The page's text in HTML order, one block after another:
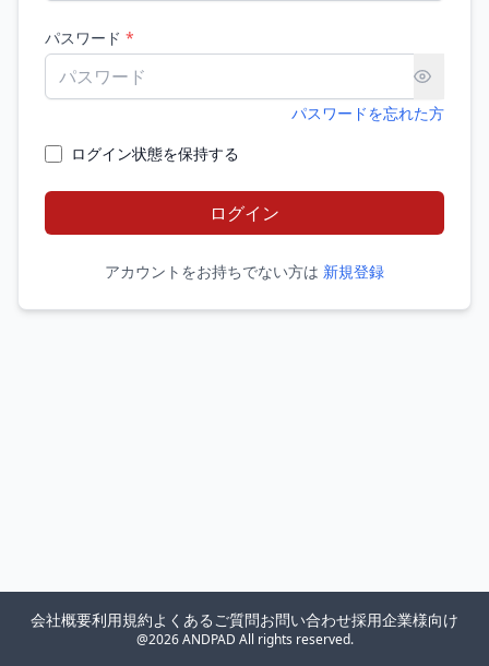
パスワード *
パスワードを忘れた方
ログイン状態を保持する
ログイン
アカウントをお持ちでない方は 新規登録
@2026 ANDPAD All rights reserved.
会社概要利用規約よくあるご質問お問い合わせ採用企業様向け